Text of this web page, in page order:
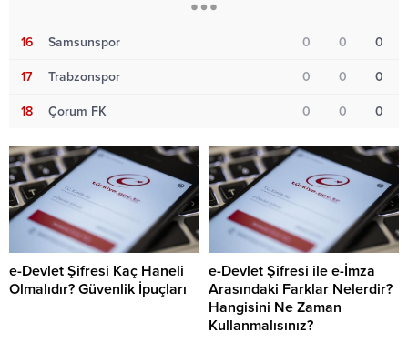
16 Samsunspor 0 0 0
17 Trabzonspor 0 0 0
18 Çorum FK 0 0 0
e-Devlet Şifresi Kaç Haneli
Olmalıdır? Güvenlik İpuçları
e-Devlet Şifresi ile e-İmza
Arasındaki Farklar Nelerdir?
Hangisini Ne Zaman
Kullanmalısınız?